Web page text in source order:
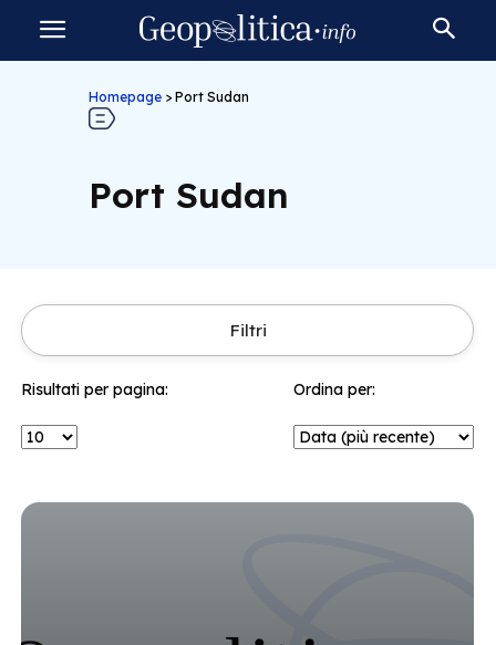
Homepage > Port Sudan
Port Sudan
Filtri
Risultati per pagina: Ordina per: